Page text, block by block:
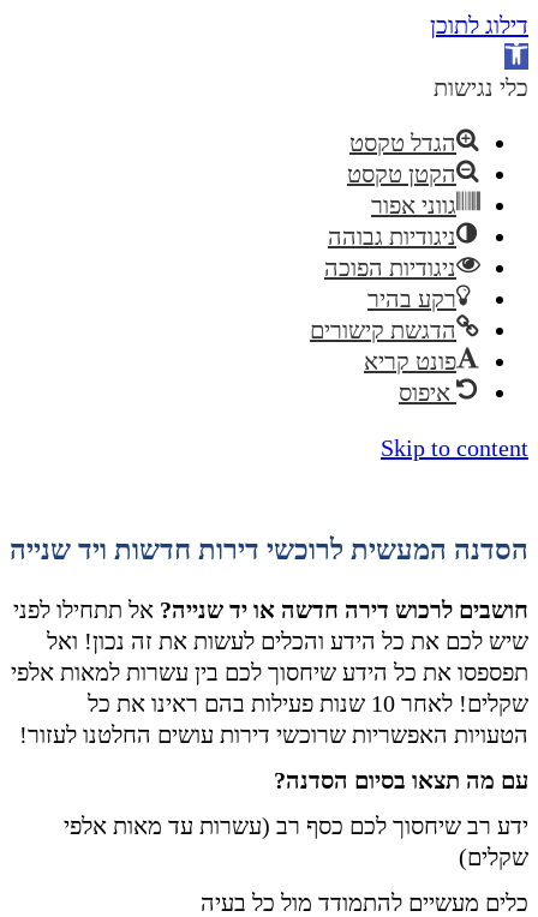
דילוג לתוכן
פתח
סרגל
כלי נגישות
הגדל טקסט
הקטן טקסט
גווני אפור
ניגודיות גבוהה
ניגודיות הפוכה
רקע בהיר
הדגשת קישורים
פונט קריא
איפוס
Skip to content
הסדנה המעשית לרוכשי דירות חדשות ויד שנייה
חושבים לרכוש דירה חדשה או יד שנייה? אל תתחילו לפני
שיש לכם את כל הידע והכלים לעשות את זה נכון! ואל
תפספסו את כל הידע שיחסוך לכם בין עשרות למאות אלפי
שקלים! לאחר 10 שנות פעילות בהם ראינו את כל
הטעויות האפשריות שרוכשי דירות עושים החלטנו לעזור!
עם מה תצאו בסיום הסדנה?
ידע רב שיחסוך לכם כסף רב (עשרות עד מאות אלפי
שקלים)
כלים מעשיים להתמודד מול כל בעיה